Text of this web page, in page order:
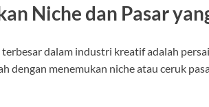
Niche dan Pasar
dalam industri kreatif adalah
dengan menemukan niche atau ceruk